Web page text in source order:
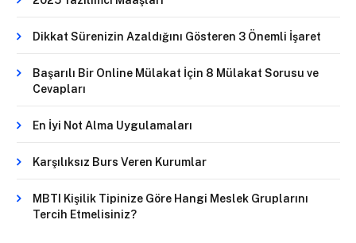
Dikkat Sürenizin Azaldığını Gösteren 3 Önemli İşaret
Başarılı Bir Online Mülakat İçin 8 Mülakat Sorusu ve
Cevapları
En İyi Not Alma Uygulamaları
Karşılıksız Burs Veren Kurumlar
MBTI Kişilik Tipinize Göre Hangi Meslek Gruplarını
Tercih Etmelisiniz?